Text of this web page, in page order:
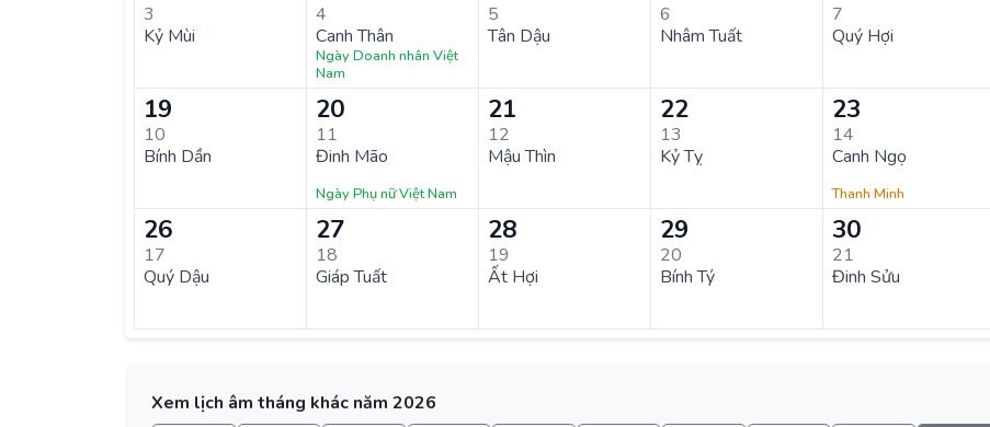
3
Kỷ Mùi
4
Canh Thân
Ngày Doanh nhân Việt
Nam
5
Tân Dậu
6
Nhâm Tuất
7
Quý Hợi
19
10
Bính Dần
20
11
Đinh Mão
Ngày Phụ nữ Việt Nam
21
12
Mậu Thìn
22
13
Kỷ Tỵ
23
14
Canh Ngọ
Thanh Minh
26
17
Quý Dậu
27
18
Giáp Tuất
28
19
Ất Hợi
29
20
Bính Tý
30
21
Đinh Sửu
Xem lịch âm tháng khác năm 2026